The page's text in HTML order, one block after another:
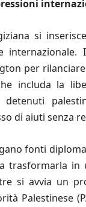
si
internazionale.
per
includa la
di aiuti senza
fonti
trasformarla in
si avvia un
Palestinese